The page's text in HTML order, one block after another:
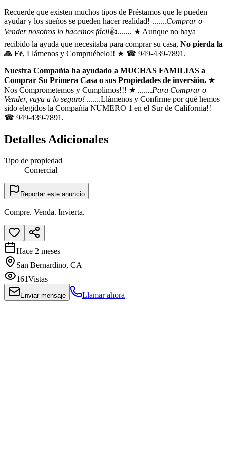
Recuerde que existen muchos tipos de Préstamos que le pueden
ayudar y los sueños se pueden hacer realidad! .......Comprar o
Vender nosotros lo hacemos fácil👍....... ★ Aunque no haya
recibido la ayuda que necesitaba para comprar su casa, No pierda la
🙏 Fé, Llámenos y Compruébelo!! ★ ☎ 949-439-7891.
Nuestra Compañía ha ayudado a MUCHAS FAMILIAS a
Comprar Su Primera Casa o sus Propiedades de inversión. ★
Nos Comprometemos y Cumplimos!!! ★ .......Para Comprar o
Vender, vaya a lo seguro! .......Llámenos y Confirme por qué hemos
sido elegidos la Compañía NUMERO 1 en el Sur de California!!
☎ 949-439-7891.
Detalles Adicionales
Tipo de propiedad
Comercial
Reportar este anuncio
Compre. Venda. Invierta.
Hace 2 meses
San Bernardino, CA
161Vistas
Enviar mensaje Llamar ahora